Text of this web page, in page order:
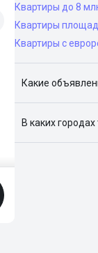
Квартиры до 8
Квартиры
Квартиры с
Какие
В каких